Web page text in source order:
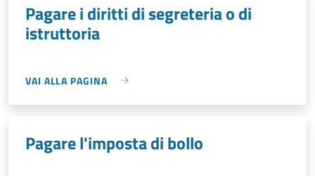
Pagare i diritti di segreteria o di
istruttoria
VAI ALLA PAGINA
Pagare l'imposta di bollo